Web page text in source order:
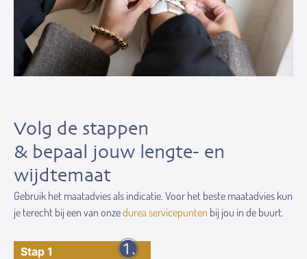
Volg de stappen
& bepaal jouw lengte- en
wijdtemaat
Gebruik het maatadvies als indicatie. Voor het beste maatadvies kun
je terecht bij een van onzedurea servicepunten bij jou in de buurt.
Stap 1